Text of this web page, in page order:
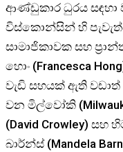
ආණ්ඩුකාර ධුරය සඳහා
විස්කොන්සින් හි
සාමාජිකාවක සහ
හොං (Francesca
වැඩි සහයක් ඇති
වන මිල්වෝකි
(David Crowley)
බාර්න්ස් (Mandela